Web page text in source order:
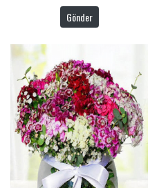
Gönder